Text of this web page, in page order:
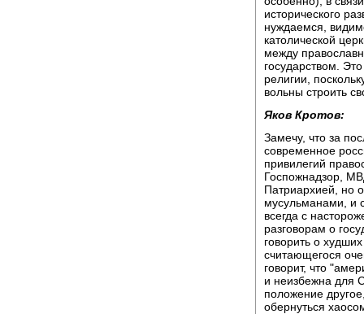
исторического
нуждаемся,
католической
между
государством.
религии,
вольны строить
Яков Кротов:
Замечу, что за
современное
привилегий
Госпожнадзор,
Патриархией, но
мусульманами, и
всегда с
разговорам о
говорить о
считающегося
говорит, что
и неизбежна для
положение
обернуться